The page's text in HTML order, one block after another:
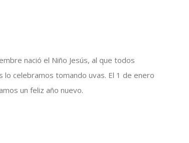
nació el Niño Jesús, al que todos
celebramos tomando uvas. El 1 de enero
un feliz año nuevo.